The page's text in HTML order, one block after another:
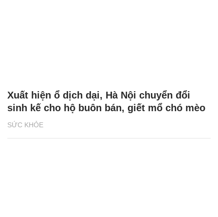
SỨC KHỎE
Xuất hiện ổ dịch dại, Hà Nội chuyển đổi
sinh kế cho hộ buôn bán, giết mổ chó mèo